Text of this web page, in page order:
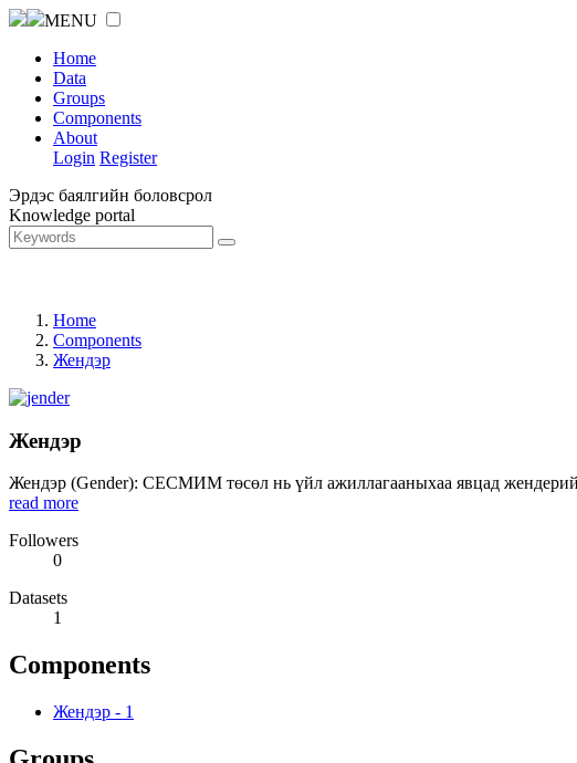
MENU
Home
Data
Groups
Components
About
Login Register
Эрдэс баялгийн боловсрол
Knowledge portal
Home
Components
Жендэр
Жендэр
Жендэр (Gender): СЕСМИМ төсөл нь үйл ажиллагааныхаа явцад
read more
Followers
0
Datasets
1
Components
Жендэр - 1